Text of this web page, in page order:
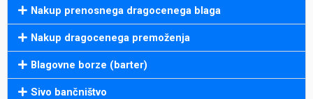
Nakup prenosnega dragocenega blaga
Nakup dragocenega premoženja
Blagovne borze (barter)
Sivo bančništvo